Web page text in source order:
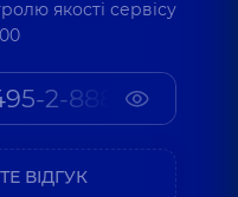
якості сервісу
2-888
ВІДГУК